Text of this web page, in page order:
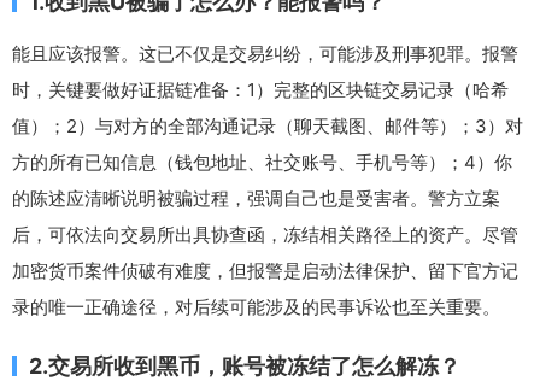
能且应该报警。这已不仅是交易纠纷，可能涉及刑事犯罪。报警
时，关键要做好证据链准备：1）完整的区块链交易记录（哈希
值）；2）与对方的全部沟通记录（聊天截图、邮件等）；3）对
方的所有已知信息（钱包地址、社交账号、手机号等）；4）你
的陈述应清晰说明被骗过程，强调自己也是受害者。警方立案
后，可依法向交易所出具协查函，冻结相关路径上的资产。尽管
加密货币案件侦破有难度，但报警是启动法律保护、留下官方记
录的唯一正确途径，对后续可能涉及的民事诉讼也至关重要。
2.交易所收到黑币，账号被冻结了怎么解冻？